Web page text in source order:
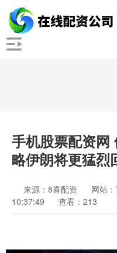
手机股票配资网
略伊朗将更猛烈
来源：8喜配资 网站
10:37:49
查看：213